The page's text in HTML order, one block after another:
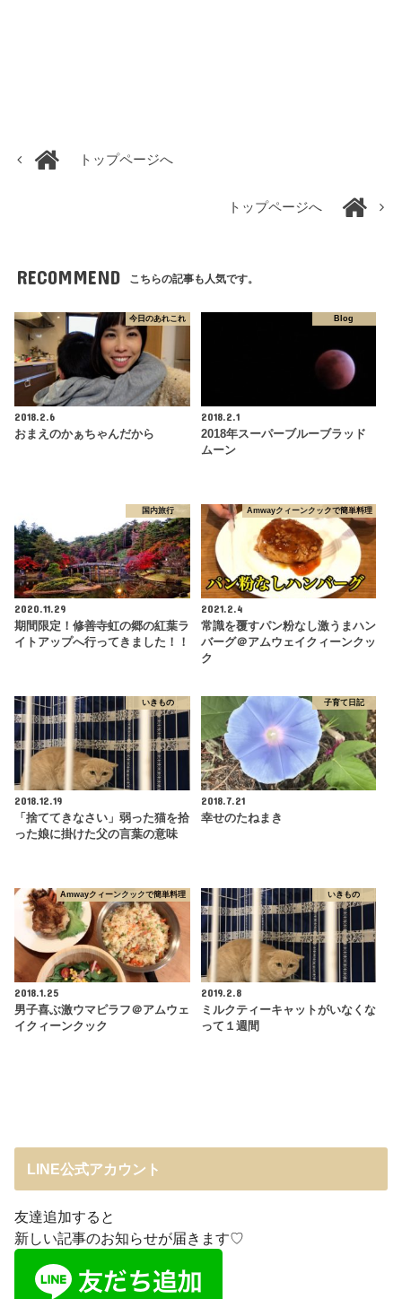
トップページへ
トップページへ
RECOMMEND こちらの記事も人気です。
今日のあれこれ
2018.2.6
おまえのかぁちゃんだから
Blog
2018.2.1
2018年スーパーブルーブラッド
ムーン
国内旅行
2020.11.29
期間限定！修善寺虹の郷の紅葉ラ
イトアップへ行ってきました！！
Amwayクィーンクックで簡単料理
2021.2.4
常識を覆すパン粉なし激うまハン
バーグ＠アムウェイクィーンクッ
ク
いきもの
2018.12.19
「捨ててきなさい」弱った猫を拾
った娘に掛けた父の言葉の意味
子育て日記
2018.7.21
幸せのたねまき
Amwayクィーンクックで簡単料理
2018.1.25
男子喜ぶ激ウマピラフ＠アムウェ
イクィーンクック
いきもの
2019.2.8
ミルクティーキャットがいなくな
って１週間
LINE公式アカウント
友達追加すると
新しい記事のお知らせが届きます♡